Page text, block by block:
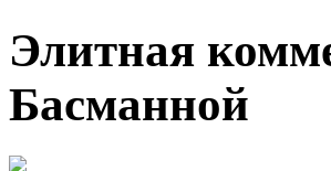
Элитная
Басманной